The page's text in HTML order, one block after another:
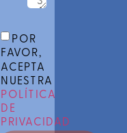
POR
FAVOR,
ACEPTA
NUESTRA
POLÍTICA
DE
PRIVACIDAD